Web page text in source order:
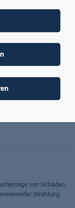
von Schäden
Strahlung